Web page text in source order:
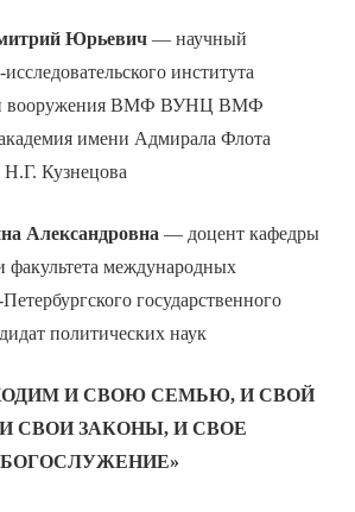
Юрьевич— научный
института
и вооружения ВМФ ВУНЦ ВМФ
имени Адмирала Флота
Кузнецова
Александровна — доцент кафедры
международных
государственного
политических наук
И СВОЮ СЕМЬЮ, И СВОЙ
СВОИ ЗАКОНЫ, И СВОЕ
БОГОСЛУЖЕНИЕ»